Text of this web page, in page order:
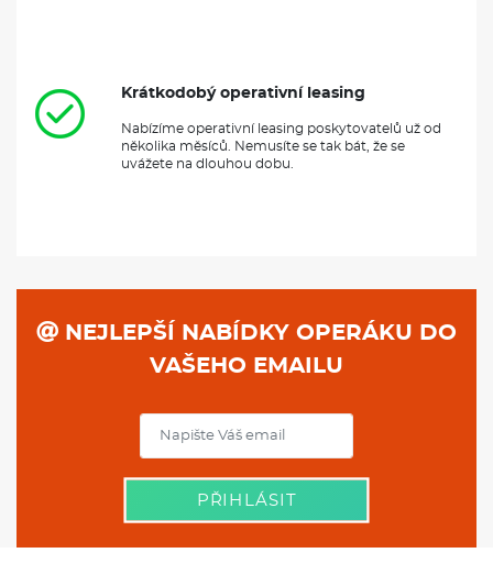
Krátkodobý operativní leasing
Nabízíme operativní leasing poskytovatelů už od
několika měsíců. Nemusíte se tak bát, že se
uvážete na dlouhou dobu.
NEJLEPŠÍ NABÍDKY OPERÁKU DO
VAŠEHO EMAILU
PŘIHLÁSIT